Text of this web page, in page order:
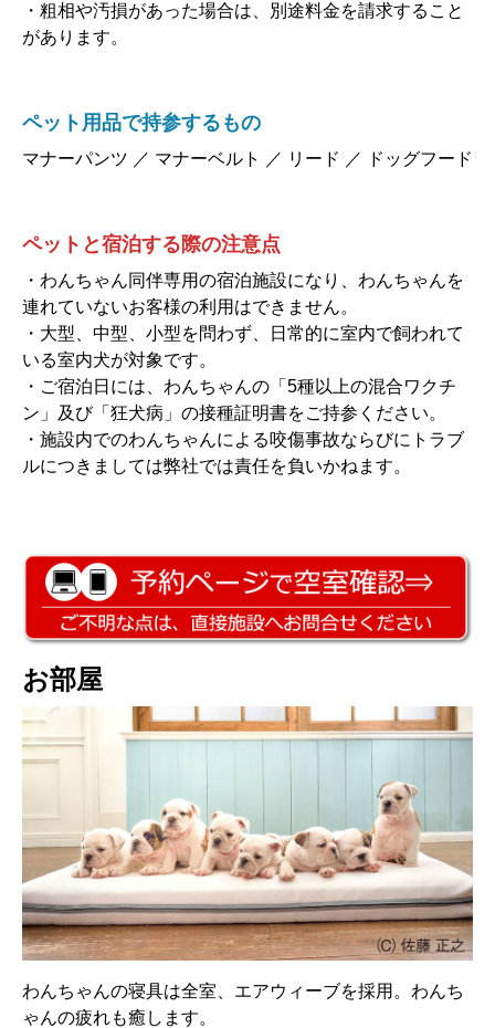
・粗相や汚損があった場合は、別途料金を請求すること
があります。
ペット用品で持参するもの
マナーパンツ ／ マナーベルト ／ リード ／ ドッグフード
ペットと宿泊する際の注意点
・わんちゃん同伴専用の宿泊施設になり、わんちゃんを
連れていないお客様の利用はできません。
・大型、中型、小型を問わず、日常的に室内で飼われて
いる室内犬が対象です。
・ご宿泊日には、わんちゃんの「5種以上の混合ワクチ
ン」及び「狂犬病」の接種証明書をご持参ください。
・施設内でのわんちゃんによる咬傷事故ならびにトラブ
ルにつきましては弊社では責任を負いかねます。
お部屋
わんちゃんの寝具は全室、エアウィーブを採用。わんち
ゃんの疲れも癒します。